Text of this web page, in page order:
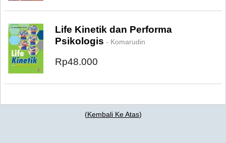
Life Kinetik dan Performa
Psikologis - Komarudin
Rp48.000
(Kembali Ke Atas)